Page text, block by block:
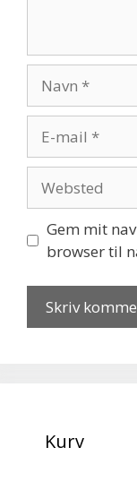
mail
Gem mit
browser til
Kurv